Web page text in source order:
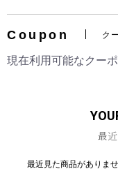
お買い物
Coupon ク
現在利用可能なクー
最
最近見た商品がありませ